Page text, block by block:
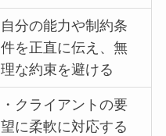
自分の能力や制約条
件を正直に伝え、無
理な約束を避ける
・クライアントの要
望に柔軟に対応する